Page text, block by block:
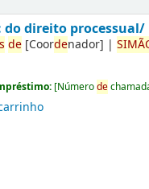
do direito processual/
de [Coordenador] |
[Númerode